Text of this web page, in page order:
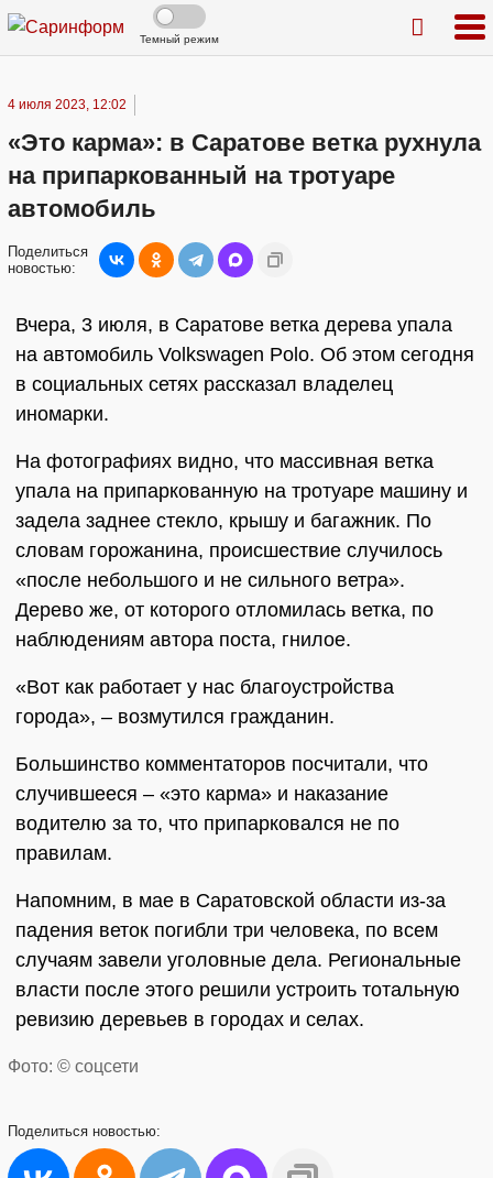
Темный режим
4 июля 2023, 12:02
«Это карма»: в Саратове ветка рухнула
на припаркованный на тротуаре
автомобиль
Поделиться
новостью:
Вчера, 3 июля, в Саратове ветка дерева упала
на автомобиль Volkswagen Polo. Об этом сегодня
в социальных сетях рассказал владелец
иномарки.
На фотографиях видно, что массивная ветка
упала на припаркованную на тротуаре машину и
задела заднее стекло, крышу и багажник. По
словам горожанина, происшествие случилось
«после небольшого и не сильного ветра».
Дерево же, от которого отломилась ветка, по
наблюдениям автора поста, гнилое.
«Вот как работает у нас благоустройства
города», – возмутился гражданин.
Большинство комментаторов посчитали, что
случившееся – «это карма» и наказание
водителю за то, что припарковался не по
правилам.
Напомним, в мае в Саратовской области из-за
падения веток погибли три человека, по всем
случаям завели уголовные дела. Региональные
власти после этого решили устроить тотальную
ревизию деревьев в городах и селах.
Фото: © соцсети
Поделиться новостью: